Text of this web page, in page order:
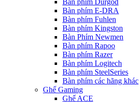
Bàn phím Durgod
Bàn phím E-DRA
Bàn phím Fuhlen
Bàn phím Kingston
Bàn Phím Newmen
Bàn phím Rapoo
Bàn phím Razer
Bàn phím Logitech
Bàn phím SteelSeries
Bàn phím các hãng khác
Ghế Gaming
Ghế ACE